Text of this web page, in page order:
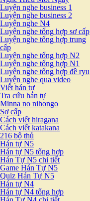
Luyện nghe business 1
Luyện nghe business 2
Luyện nghe N4
Luyện nghe tổng hợp sơ cấp
Luyện nghe tổng hợp trung
cấp
Luyện nghe tổng hợp N2
Luyện nghe tổng hợp N1
Luyện nghe tổng hợp đề ryu
Luyện nghe qua video
Viết hán tự
Tra cứu hán tự
Minna no nihongo
Sơ cấp
Cách viết hiragana
Cách viết katakana
216 bộ thủ
Hán tự N5
Hán tự N5 tổng hợp
Hán Tự N5 chi tiết
Game Hán Tự N5
Quiz Hán Tự N5
Hán tự N4
Hán tự N4 tổng hợp